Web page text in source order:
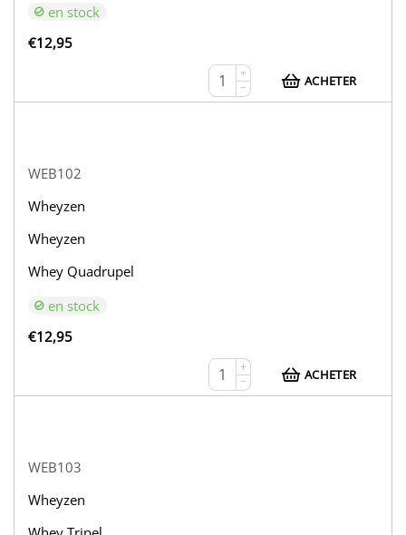
en stock
€12,95
+
−
ACHETER
WEB102
Wheyzen
Wheyzen
Whey Quadrupel
en stock
€12,95
+
−
ACHETER
WEB103
Wheyzen